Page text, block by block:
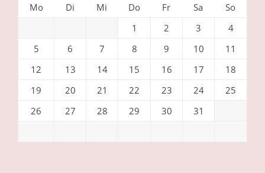
Mo
Di Mi Do Fr Sa
So
1
2 3
4
5
6 7 8 9 10
11
12
13 14 15 16 17
18
19
20 21 22 23 24
25
26
27 28 29 30 31